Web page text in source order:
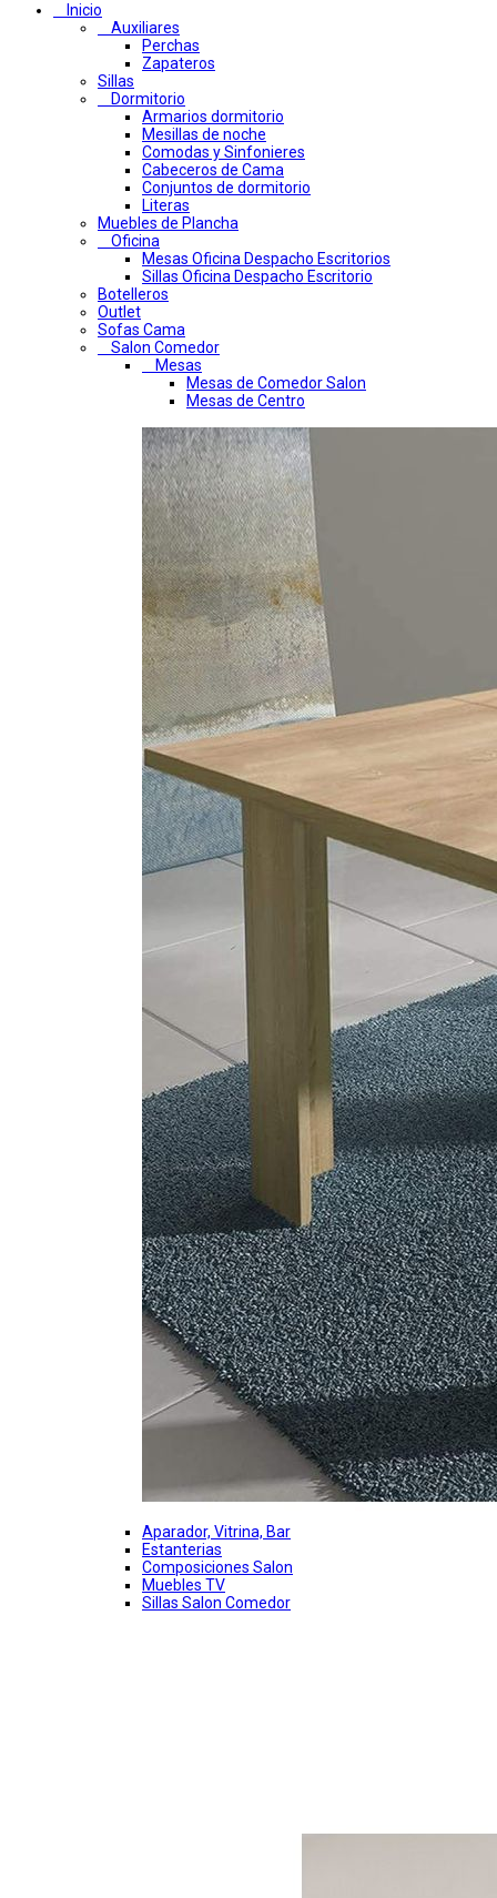
Inicio
Auxiliares
Perchas
Zapateros
Sillas
Dormitorio
Armarios dormitorio
Mesillas de noche
Comodas y Sinfonieres
Cabeceros de Cama
Conjuntos de dormitorio
Literas
Muebles de Plancha
Oficina
Mesas Oficina Despacho Escritorios
Sillas Oficina Despacho Escritorio
Botelleros
Outlet
Sofas Cama
Salon Comedor
Mesas
Mesas de Comedor Salon
Mesas de Centro
Aparador, Vitrina, Bar
Estanterias
Composiciones Salon
Muebles TV
Sillas Salon Comedor